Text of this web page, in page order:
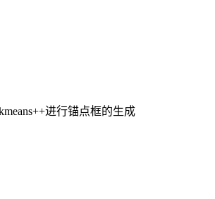
进行锚点框的生成